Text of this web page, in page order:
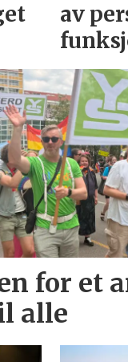
av
for et
alle